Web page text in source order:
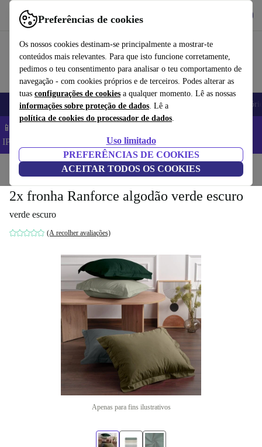
Preferências de cookies
Os nossos cookies destinam-se principalmente a mostrar-te
conteúdos mais relevantes. Para que isto funcione corretamente,
pedimos o teu consentimento para analisar o teu comportamento de
navegação - com cookies próprios e de terceiros. Podes alterar as
tuas configurações de cookies a qualquer momento. Lê as nossas
informações sobre proteção de dados. Lê a
política de cookies do processador de dados.
Uso limitado
PREFERÊNCIAS DE COOKIES
ACEITAR TODOS OS COOKIES
Use o refurbed de forma rápida e fácil
Telemóveis Computadores Portáteis Tablets
📱 Poupa 5% EXTRA em todos os iPhones – Código:
IPHONEDEAL –
Início Casa Móveis
2x fronha Ranforce algodão verde escuro
verde escuro
(A recolher avaliações)
Apenas para fins ilustrativos